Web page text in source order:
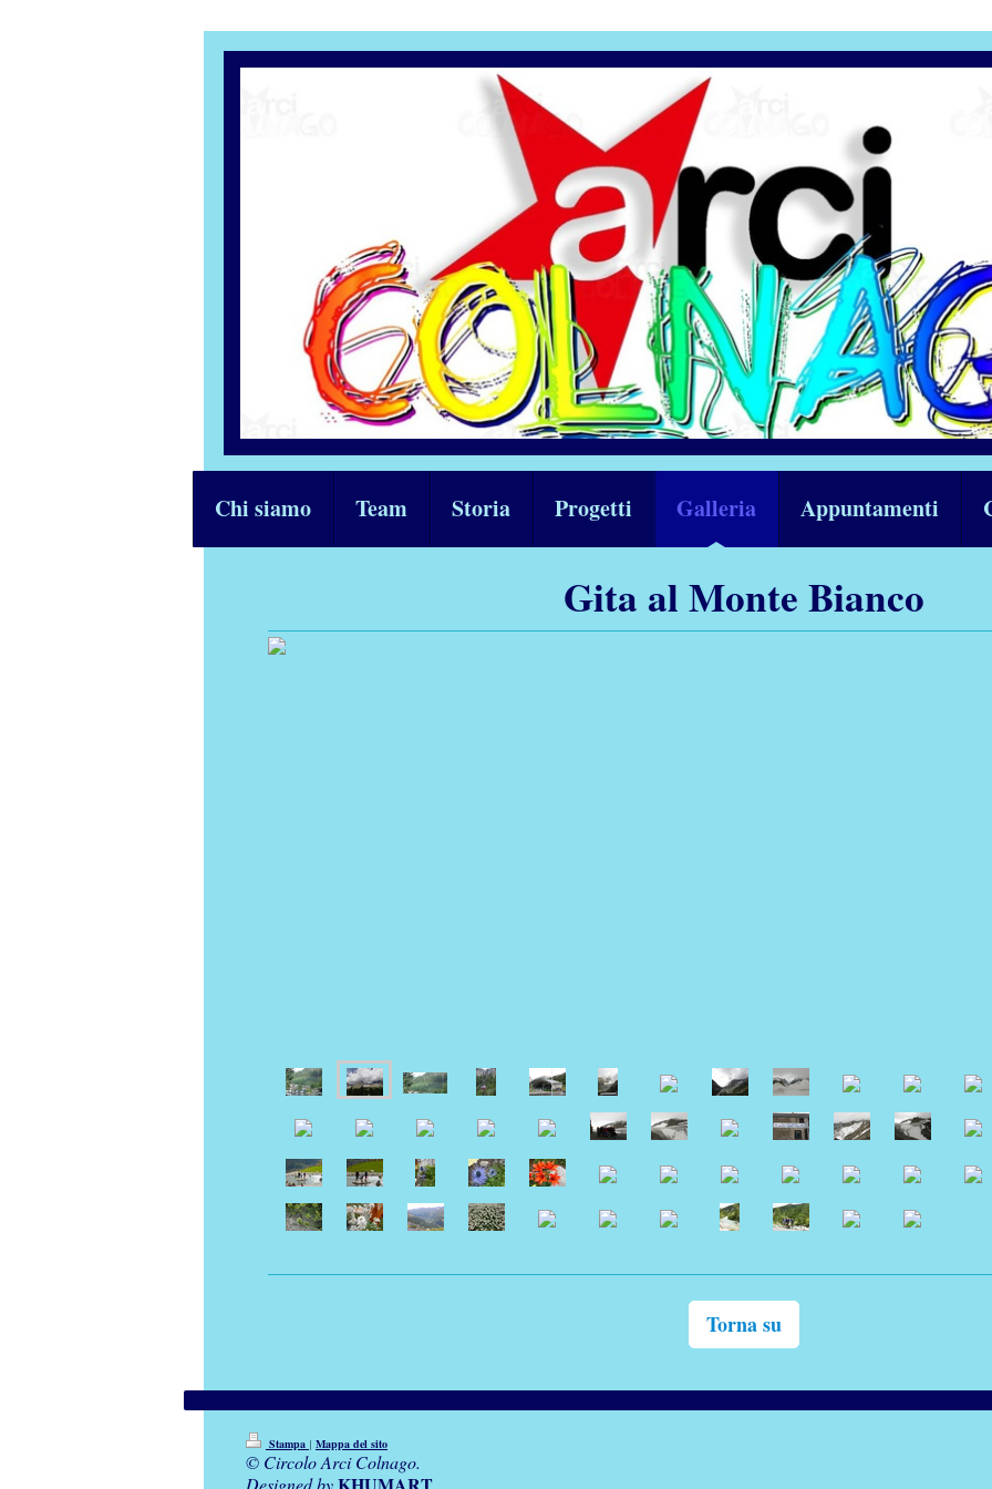
Chi siamo Team Storia Progetti Galleria Appuntamenti
Gita al Monte Bianco
Torna su
Stampa | Mappa del sito
© Circolo Arci Colnago.
Designed by